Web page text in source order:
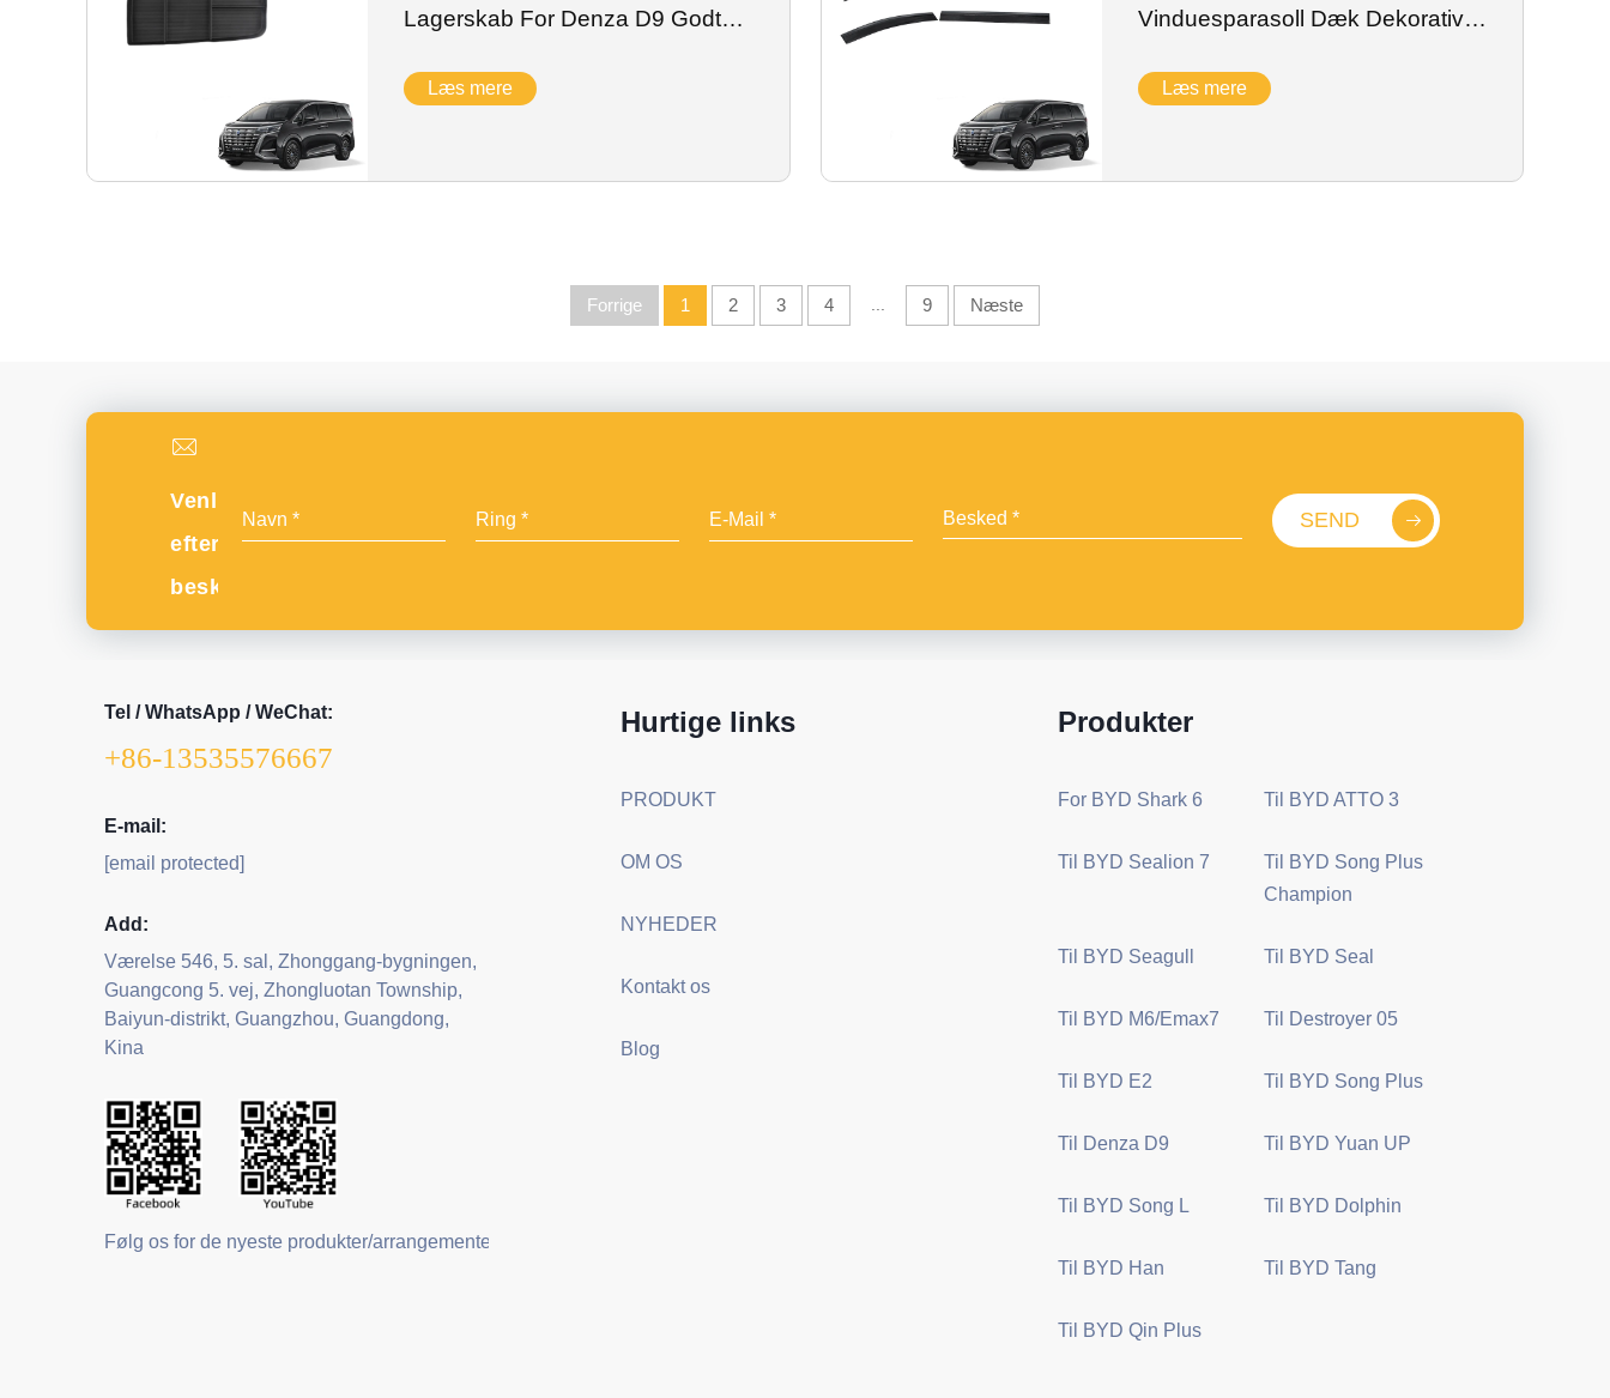
Lagerskab For Denza D9 Godt
Læs mere
Vinduesparasoll Dæk Dekorative
Læs mere
Forrige 1 2 3 4 9 Næste
Venligst
efterlad
besked
SEND
Tel / WhatsApp / WeChat:
+86-13535576667
E-mail:
[email protected]
Add:
Værelse 546, 5. sal, Zhonggang-bygningen,
Guangcong 5. vej, Zhongluotan Township,
Baiyun-distrikt, Guangzhou, Guangdong,
Kina
Følg os for de nyeste produkter/arrangementer/nyheder
Hurtige links
PRODUKT
OM OS
NYHEDER
Kontakt os
Blog
Produkter
For BYD Shark 6 Til BYD ATTO 3
Til BYD Sealion 7
Til BYD Song Plus
Champion
Til BYD Seagull Til BYD Seal
Til BYD M6/Emax7 Til Destroyer 05
Til BYD E2 Til BYD Song Plus
Til Denza D9 Til BYD Yuan UP
Til BYD Song L Til BYD Dolphin
Til BYD Han Til BYD Tang
Til BYD Qin Plus